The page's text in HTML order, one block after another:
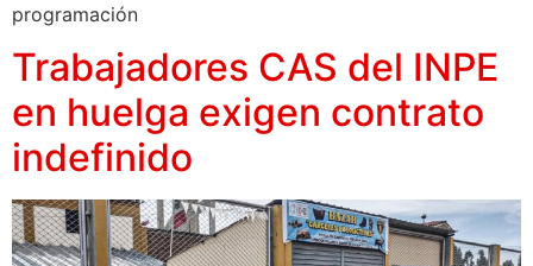
programación
Trabajadores CAS del INPE
en huelga exigen contrato
indefinido